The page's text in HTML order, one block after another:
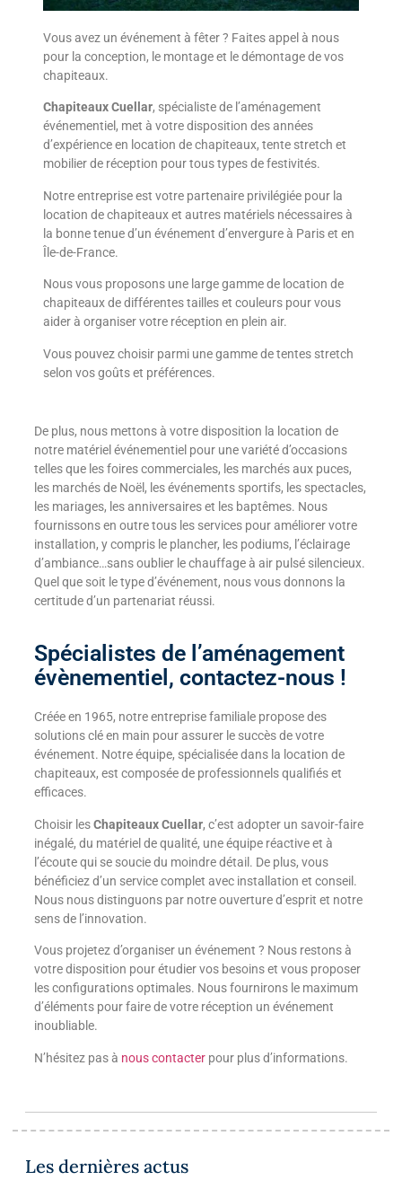
Vous avez un événement à fêter ? Faites appel à nous
pour la conception, le montage et le démontage de vos
chapiteaux.
Chapiteaux Cuellar, spécialiste de l’aménagement
événementiel, met à votre disposition des années
d’expérience en location de chapiteaux, tente stretch et
mobilier de réception pour tous types de festivités.
Notre entreprise est votre partenaire privilégiée pour la
location de chapiteaux et autres matériels nécessaires à
la bonne tenue d’un événement d’envergure à Paris et en
Île-de-France.
Nous vous proposons une large gamme de location de
chapiteaux de différentes tailles et couleurs pour vous
aider à organiser votre réception en plein air.
Vous pouvez choisir parmi une gamme de tentes stretch
selon vos goûts et préférences.
De plus, nous mettons à votre disposition la location de
notre matériel événementiel pour une variété d’occasions
telles que les foires commerciales, les marchés aux puces,
les marchés de Noël, les événements sportifs, les spectacles,
les mariages, les anniversaires et les baptêmes. Nous
fournissons en outre tous les services pour améliorer votre
installation, y compris le plancher, les podiums, l’éclairage
d’ambiance…sans oublier le chauffage à air pulsé silencieux.
Quel que soit le type d’événement, nous vous donnons la
certitude d’un partenariat réussi.
Spécialistes de l’aménagement
évènementiel, contactez-nous !
Créée en 1965, notre entreprise familiale propose des
solutions clé en main pour assurer le succès de votre
événement. Notre équipe, spécialisée dans la location de
chapiteaux, est composée de professionnels qualifiés et
efficaces.
Choisir lesChapiteaux Cuellar, c’est adopter un savoir-faire
inégalé, du matériel de qualité, une équipe réactive et à
l’écoute qui se soucie du moindre détail. De plus, vous
bénéficiez d’un service complet avec installation et conseil.
Nous nous distinguons par notre ouverture d’esprit et notre
sens de l’innovation.
Vous projetez d’organiser un événement ? Nous restons à
votre disposition pour étudier vos besoins et vous proposer
les configurations optimales. Nous fournirons le maximum
d’éléments pour faire de votre réception un événement
inoubliable.
N’hésitez pas à nous contacter pour plus d’informations.
Les dernières actus